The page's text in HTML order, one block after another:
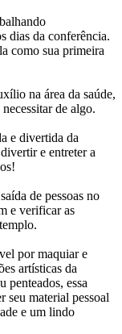
dias da conferência.
como sua primeira
na área da saúde,
de algo.
e divertida da
e entreter a
de pessoas no
e verificar as
por maquiar e
artísticas da
penteados, essa
seu material pessoal
e um lindo